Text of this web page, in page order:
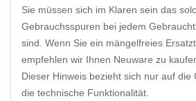
Sie müssen sich im Klaren sein das
Gebrauchsspuren bei jedem
sind. Wenn Sie ein mängelfreies
empfehlen wir Ihnen Neuware zu
Dieser Hinweis bezieht sich nur auf die
die technische Funktionalität.